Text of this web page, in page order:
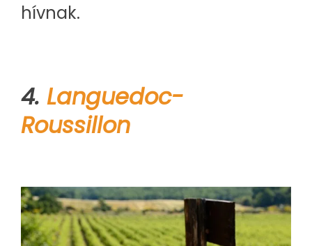
hívnak.
4. Languedoc-
Roussillon